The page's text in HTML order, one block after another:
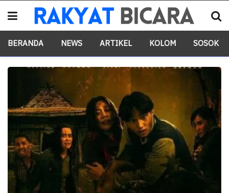
BERANDA NEWS ARTIKEL KOLOM SOSOK